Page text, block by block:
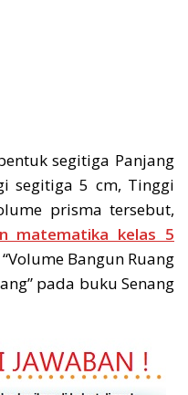
segitiga Panjang
segitiga 5 cm, Tinggi
prisma tersebut,
matematika kelas 5
Bangun Ruang
pada buku Senang